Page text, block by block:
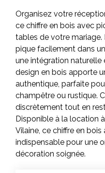
Organisez votre
ce chiffre en bois avec
tables de votre mariage.
pique facilement dans
une intégration naturelle
design en bois apporte
authentique, parfaite
champêtre ou rustique.
discrètement tout en
Disponible à la location
Vilaine, ce chiffre en
indispensable pour une
décoration soignée.